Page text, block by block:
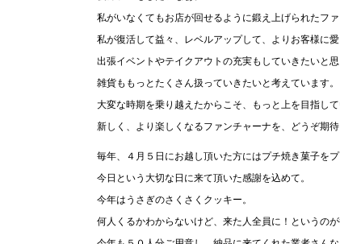
私がいなくてもお店が回せるように鍛え上げられたフ
私が復活して益々、レベルアップして、よりお客様に
出張イベントやテイクアウトの充実もしていきたいと思
雑貨ももっとたくさん扱っていきたいと考えています。
大変な時期を乗り越えたからこそ、もっと上を目指して
新しく、より楽しくなるファンチャーナを、どうぞ期待
毎年、４月５日にお越し頂いた方にはプチ焼き菓子をプ
今日という大切な日に来て頂いた感謝を込めて。
今年はうさぎのさくさくクッキー。
何人くるかわからないけど、来た人全員に！というのが